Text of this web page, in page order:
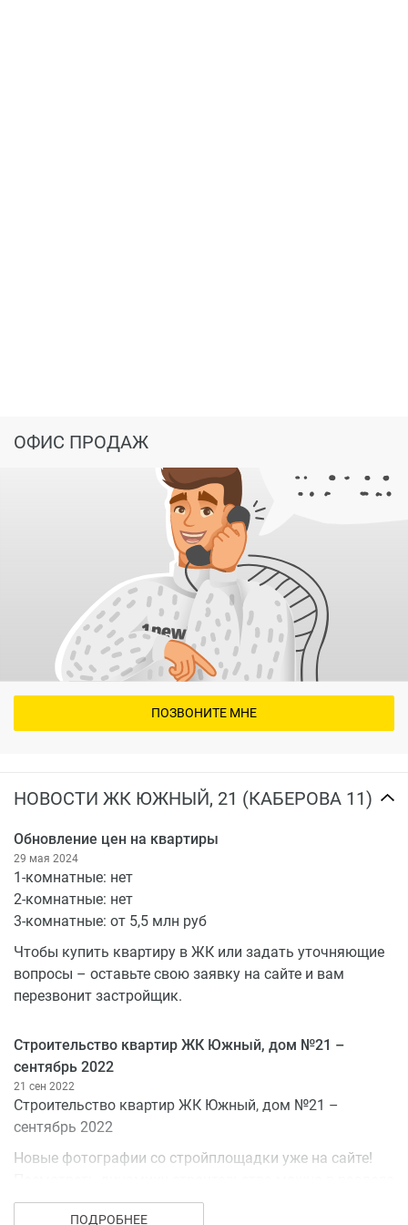
НОВОСТИ ЖК ЮЖНЫЙ, 21 (КАБЕРОВА 11)
Обновление цен на квартиры
29 мая 2024
1-комнатные: нет
2-комнатные: нет
3-комнатные: от 5,5 млн руб
Чтобы купить квартиру в ЖК или задать уточняющие
вопросы – оставьте свою заявку на сайте и вам
перезвонит застройщик.
Строительство квартир ЖК Южный, дом №21 –
сентябрь 2022
21 сен 2022
Строительство квартир ЖК Южный, дом №21 –
сентябрь 2022
Новые фотографии со стройплощадки уже на сайте!
«фотоотчет».
ПОДРОБНЕЕ
ОФИС ПРОДАЖ
ПОЗВОНИТЕ МНЕ